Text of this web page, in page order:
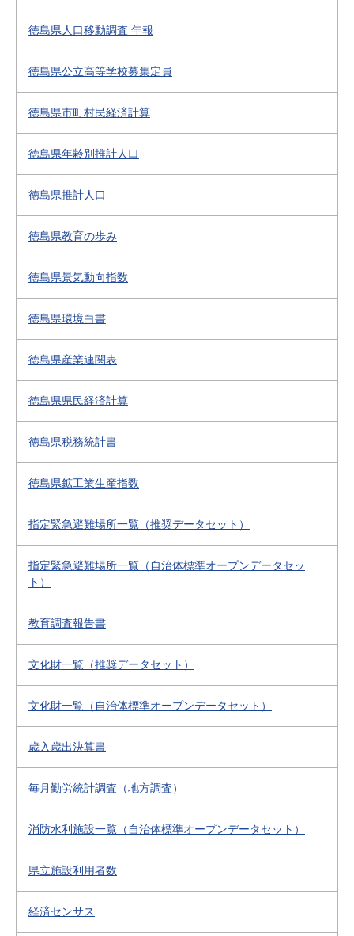
徳島県人口移動調査 年報
徳島県公立高等学校募集定員
徳島県市町村民経済計算
徳島県年齢別推計人口
徳島県推計人口
徳島県教育の歩み
徳島県景気動向指数
徳島県環境白書
徳島県産業連関表
徳島県県民経済計算
徳島県税務統計書
徳島県鉱工業生産指数
指定緊急避難場所一覧（推奨データセット）
指定緊急避難場所一覧（自治体標準オープンデータセッ
ト）
教育調査報告書
文化財一覧（推奨データセット）
文化財一覧（自治体標準オープンデータセット）
歳入歳出決算書
毎月勤労統計調査（地方調査）
消防水利施設一覧（自治体標準オープンデータセット）
県立施設利用者数
経済センサス